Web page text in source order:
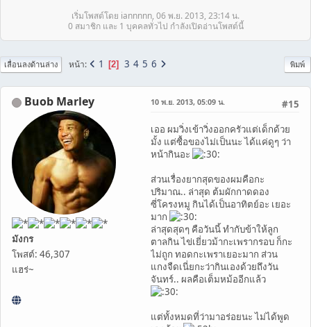
เริ่มโพสต์โดย iannnnn, 06 พ.ย. 2013, 23:14 น.
0 สมาชิก และ 1 บุคคลทั่วไป กำลังเปิดอ่านโพสต์นี้
พิมพ์
เลื่อนลงด้านล่าง หน้า 1 2 3 4 5 6
Buob Marley
มังกร
โพสต์: 46,307
แฮร่~
#15
10 พ.ย. 2013, 05:09 น.
เออ ผมวิ่งเข้าวิ่งออกครัวแต่เด็กด้วย
มั้ง แต่ซื้อของไม่เป็นนะ ได้แค่ดูๆ ว่า
หน้ากินอะ
ส่วนเรื่องยากสุดของผมคือกะ
ปริมาณ.. ล่าสุด ต้มผักกาดดอง
ซี่โครงหมู กินได้เป็นอาทิตย์อะ เยอะ
มาก
ล่าสุดสุดๆ คือวันนี้ ทำกับข้าให้ลูก
ตาลกิน ไข่เยี่ยวม้ากะเพรากรอบ ก็กะ
ไม่ถูก ทอดกะเพราเยอะมาก ส่วน
แกงจืดเนี่ยกะว่ากินเองด้วยถึงวัน
จันทร์.. ผลคือเต็มหม้ออีกแล้ว
แต่ทั้งหมดที่ว่ามาอร่อยนะ ไม่ได้พูด